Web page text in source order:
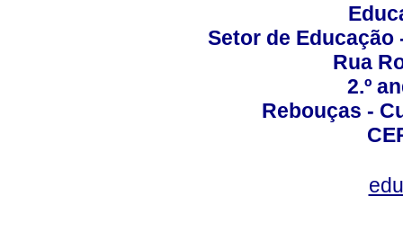
Setor de Educação
Rua
2.º
Rebouças -